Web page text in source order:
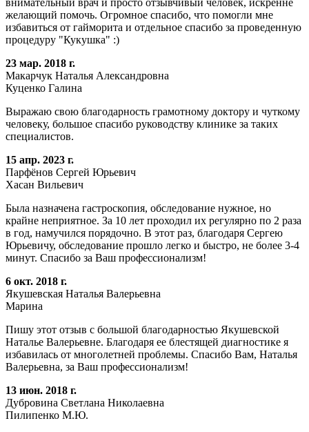
внимательный врач и просто отзывчивый человек, искренне
желающий помочь. Огромное спасибо, что помогли мне
избавиться от гайморита и отдельное спасибо за проведенную
процедуру "Кукушка" :)
23 мар. 2018 г.
Макарчук Наталья Александровна
Куценко Галина
Выражаю свою благодарность грамотному доктору и чуткому
человеку, большое спасибо руководству клинике за таких
специалистов.
15 апр. 2023 г.
Парфёнов Сергей Юрьевич
Хасан Вильевич
Была назначена гастроскопия, обследование нужное, но
крайне неприятное. За 10 лет проходил их регулярно по 2 раза
в год, намучился порядочно. В этот раз, благодаря Сергею
Юрьевичу, обследование прошло легко и быстро, не более 3-4
минут. Спасибо за Ваш профессионализм!
6 окт. 2018 г.
Якушевская Наталья Валерьевна
Марина
Пишу этот отзыв с большой благодарностью Якушевской
Наталье Валерьевне. Благодаря ее блестящей диагностике я
избавилась от многолетней проблемы. Спасибо Вам, Наталья
Валерьевна, за Ваш профессионализм!
13 июн. 2018 г.
Дубровина Светлана Николаевна
Пилипенко М.Ю.